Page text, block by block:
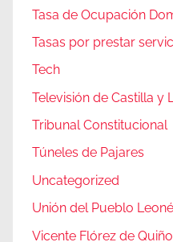
Tasa de Ocupación
Tasas por prestar
Tech
Televisión de Castilla y
Tribunal Constitucional
Túneles de Pajares
Uncategorized
Unión del Pueblo
Vicente Flórez de